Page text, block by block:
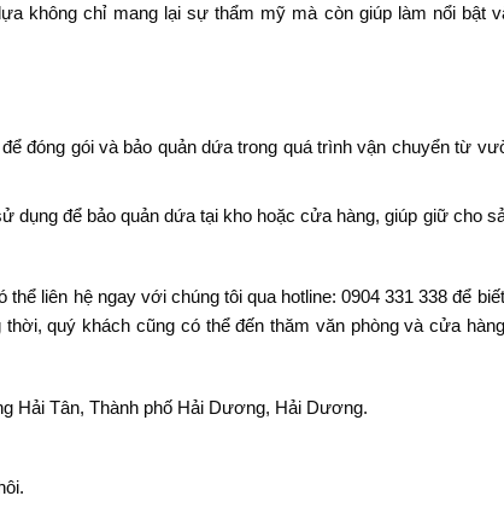
không chỉ mang lại sự thẩm mỹ mà còn giúp làm nổi bật
đóng gói và bảo quản dứa trong quá trình vận chuyển từ
dụng để bảo quản dứa tại kho hoặc cửa hàng, giúp giữ cho
thể liên hệ ngay với chúng tôi qua hotline: 0904 331 338 để
quý khách cũng có thể đến thăm văn phòng và cửa
Hải Tân, Thành phố Hải Dương, Hải Dương.